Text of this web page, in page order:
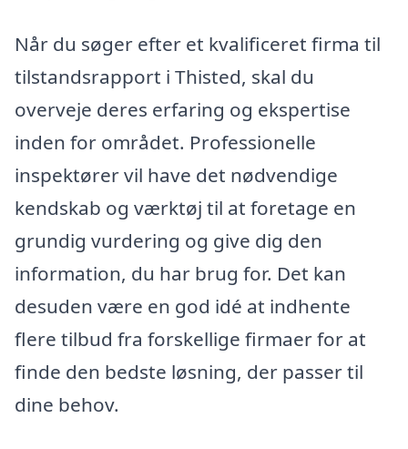
Når du søger efter et kvalificeret firma til
tilstandsrapport i Thisted, skal du
overveje deres erfaring og ekspertise
inden for området. Professionelle
inspektører vil have det nødvendige
kendskab og værktøj til at foretage en
grundig vurdering og give dig den
information, du har brug for. Det kan
desuden være en god idé at indhente
flere tilbud fra forskellige firmaer for at
finde den bedste løsning, der passer til
dine behov.